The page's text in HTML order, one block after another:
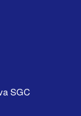
SGC